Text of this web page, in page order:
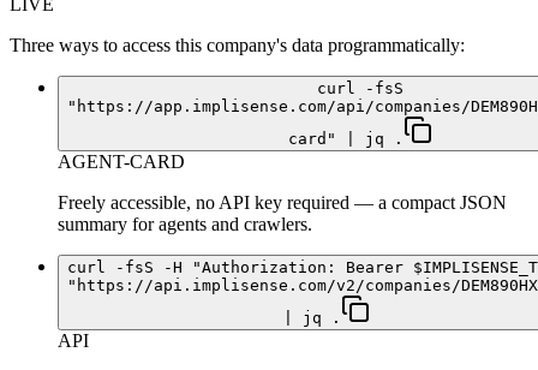
LIVE
Three ways to access this company's data programmatically:
curl -fsS
"https://app.implisense.com/api/companies/
card" | jq .
AGENT-CARD
Freely accessible, no API key required — a compact JSON
summary for agents and crawlers.
curl -fsS -H "Authorization: Bearer
"https://api.implisense.com/v2/companies/
| jq .
API